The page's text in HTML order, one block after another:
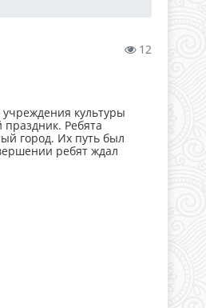
12
культуры
Ребята
город. Их путь был
ребят ждал